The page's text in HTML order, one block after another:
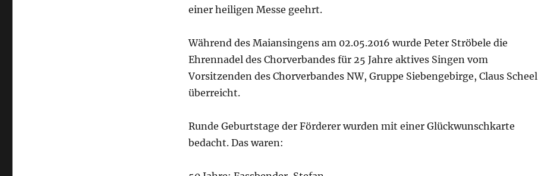
einer heiligen Messe geehrt.
Während des Maiansingens am 02.05.2016 wurde Peter Ströbele die
Ehrennadel des Chorverbandes für 25 Jahre aktives Singen vom
Vorsitzenden des Chorverbandes NW, Gruppe Siebengebirge, Claus Scheel
überreicht.
Runde Geburtstage der Förderer wurden mit einer Glückwunschkarte
bedacht. Das waren: